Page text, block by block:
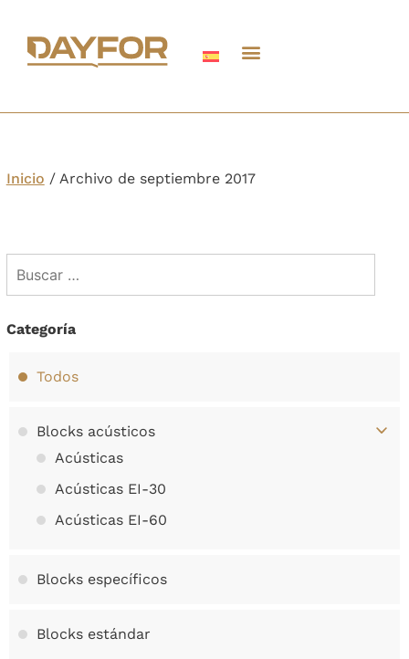
Inicio / Archivo de septiembre 2017
Categoría
Todos
Blocks acústicos
Acústicas
Acústicas EI-30
Acústicas EI-60
Blocks específicos
Blocks estándar